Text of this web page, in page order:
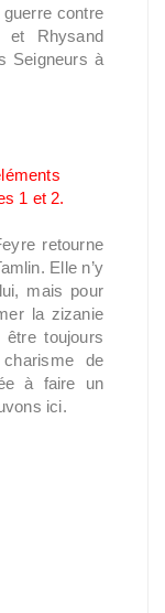
contre
et Rhysand
Seigneurs à
1 et 2.
retourne
Elle n’y
mais pour
la zizanie
toujours
de
à faire un
ici.